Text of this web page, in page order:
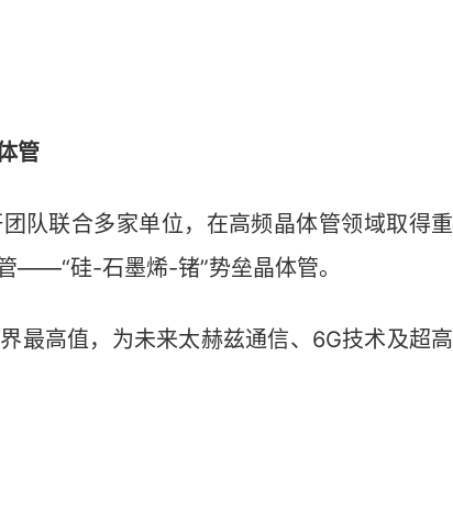
管
联合多家单位，在高频晶体管领域取得重
——“硅-石墨烯-锗”势垒晶体管。
高值，为未来太赫兹通信、6G技术及超高